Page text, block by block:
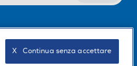
X   Continua senza accettare